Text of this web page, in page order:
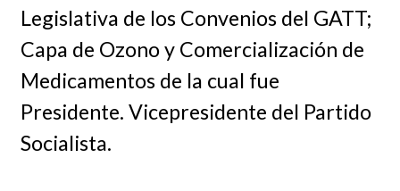
Legislativa de los Convenios del GATT;
Capa de Ozono y Comercialización de
Medicamentos de la cual fue
Presidente. Vicepresidente del Partido
Socialista.